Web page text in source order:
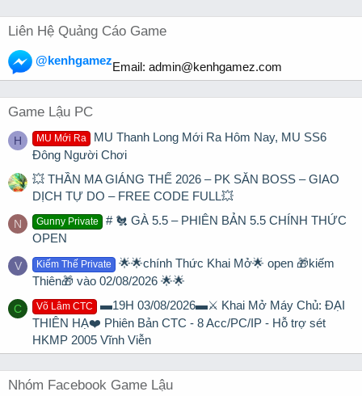
Liên Hệ Quảng Cáo Game
@kenhgamezEmail: admin@kenhgamez.com
Game Lậu PC
H MU Mới Ra
MU Thanh Long Mới Ra Hôm Nay, MU SS6
Đông Người Chơi
💥 THẦN MA GIÁNG THẾ 2026 – PK SĂN BOSS – GIAO
DỊCH TỰ DO – FREE CODE FULL💥
N Gunny Private
# 🐔 GÀ 5.5 – PHIÊN BẢN 5.5 CHÍNH THỨC
OPEN
V Kiếm Thế Private
🌟🌟chính Thức Khai Mở🌟 open 🎁kiếm
Thiên🎁 vào 02/08/2026 🌟🌟
C Võ Lâm CTC
▬19H 03/08/2026▬⚔️ Khai Mở Máy Chủ: ĐẠI
THIÊN HẠ❤️ Phiên Bản CTC - 8 Acc/PC/IP - Hỗ trợ sét
HKMP 2005 Vĩnh Viễn
Nhóm Facebook Game Lậu